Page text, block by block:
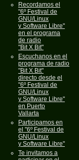
Recordamos el
"6º Festival de
GNU/Linux
y Software Libre"
en el programa
de radio
"Bit X Bit"
Escuchanos en el
programa de radio
"Bit X Bit"
directo desde el
"6º Festival de
GNU/Linux
y Software Libre"
en Puerto
Vallarta
Participamos en
el "6º Festival de
GNU/Linux
y Software Libre"
Te invitamos a